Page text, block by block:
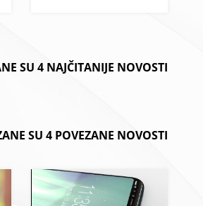
SU 4 NAJČITANIJE NOVOSTI
SU 4 POVEZANE NOVOSTI